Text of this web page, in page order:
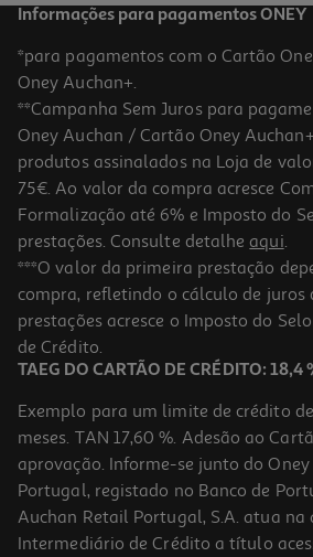
-10%
Livro Rios De Londres De Ben Aaronvitch
16.97 €/un
18,85 € PVP de editor
16,97 €
-10%
Informações para pagamentos ONEY
*para pagamentos com o Cartão
Oney Auchan+.
**Campanha Sem Juros para
Oney Auchan / Cartão Oney
produtos assinalados na Loja de
75€. Ao valor da compra acresce
Formalização até 6% e Imposto do
prestações. Consulte detalhe aqui.
***O valor da primeira prestação
compra, refletindo o cálculo de juros
prestações acresce o Imposto do
de Crédito.
TAEG DO CARTÃO DE CRÉDITO: 18,4
Exemplo para um limite de crédito
meses. TAN 17,60 %. Adesão ao
aprovação. Informe-se junto do
Portugal, registado no Banco de
Auchan Retail Portugal, S.A. atua na
Intermediário de Crédito a título